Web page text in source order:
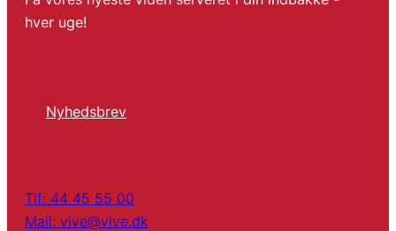
hver uge!
Nyhedsbrev
Tlf: 44 45 55 00
Mail: vive@vive.dk